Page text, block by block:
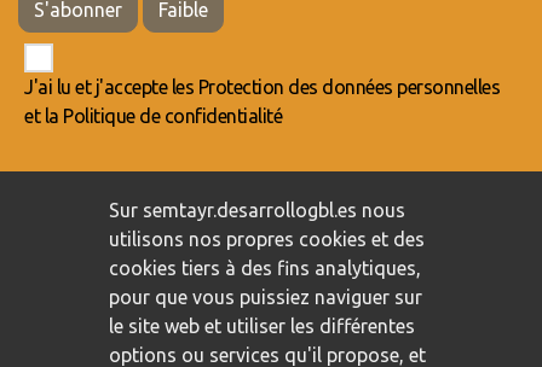
S'abonner Faible
J'ai lu et j'accepte les Protection des données personnelles
et la Politique de confidentialité
Politique de confidentialité
/ Politique de cookies
Sur semtayr.desarrollogbl.es nous
utilisons nos propres cookies et des
cookies tiers à des fins analytiques,
pour que vous puissiez naviguer sur
le site web et utiliser les différentes
options ou services qu'il propose, et